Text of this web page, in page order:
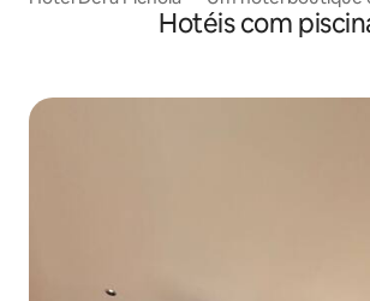
Hotéis com